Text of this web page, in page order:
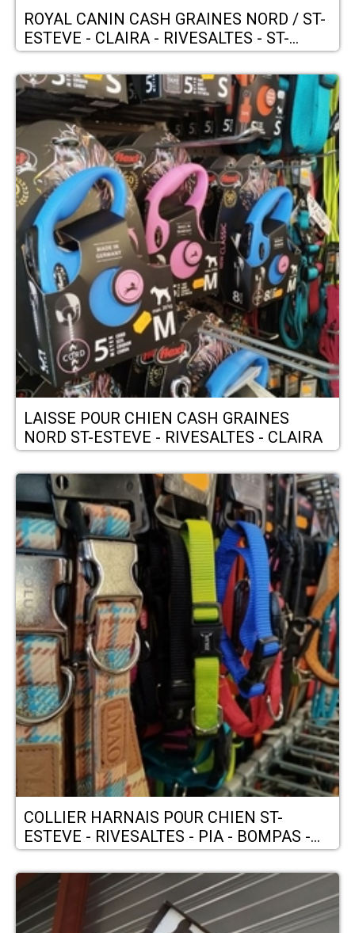
ROYAL CANIN CASH GRAINES NORD / ST-
ESTEVE - CLAIRA - RIVESALTES - ST-
LAURENT DE LA SALANQUE - BOMPAS -
PIA - BAIXAS - BAHO
LAISSE POUR CHIEN CASH GRAINES
NORD ST-ESTEVE - RIVESALTES - CLAIRA
COLLIER HARNAIS POUR CHIEN ST-
ESTEVE - RIVESALTES - PIA - BOMPAS -
LE BARCARES